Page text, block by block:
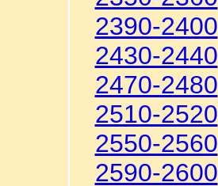
2390-2400
2430-2440
2470-2480
2510-2520
2550-2560
2590-2600